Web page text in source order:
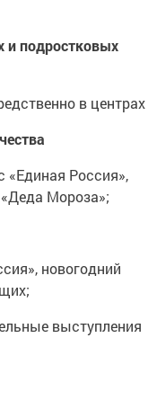
и подростковых
в центрах
«Единая Россия»,
Мороза»;
новогодний
выступления